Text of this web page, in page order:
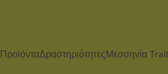
ΠροϊόνταΔραστηριότητεςΜεσσηνία Trail